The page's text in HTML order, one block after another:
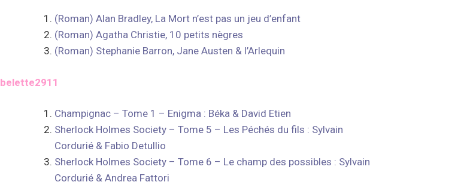
(Roman) Alan Bradley, La Mort n’est pas un jeu d’enfant
(Roman) Agatha Christie, 10 petits nègres
(Roman) Stephanie Barron, Jane Austen & l’Arlequin
belette2911
Champignac – Tome 1 – Enigma : Béka & David Etien
Sherlock Holmes Society – Tome 5 – Les Péchés du fils : Sylvain
Cordurié & Fabio Detullio
Sherlock Holmes Society – Tome 6 – Le champ des possibles : Sylvain
Cordurié & Andrea Fattori